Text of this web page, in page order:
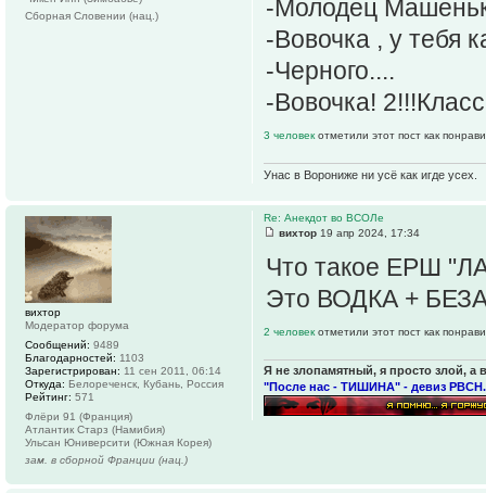
-Молодец
-Вовочка , у тебя
-Черного....
-Вовочка!
3 человек отметили этот пост как
Унас в Ворониже ни усё как игде усех.
Сборная Словении (нац.)
Re: Анекдот во ВСОЛе
вихтор 19 апр 2024, 17:34
Что такое ЕРШ
Это ВОДКА +
2 человек отметили этот пост как
Я не злопамятный, я просто злой, а
"После нас - ТИШИНА" - девиз РВСН.
вихтор
Модератор форума
Сообщений: 9489
Благодарностей: 1103
Зарегистрирован: 11 сен 2011, 06:14
Откуда: Белореченск, Кубань, Россия
Рейтинг: 571
Флёри 91 (Франция)
Атлантик Старз (Намибия)
Ульсан Юниверсити (Южная Корея)
зам. в сборной Франции (нац.)